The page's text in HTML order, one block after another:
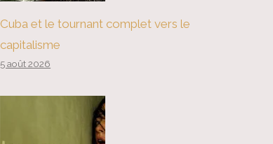
Cuba et le tournant complet vers le
capitalisme
5 août 2026